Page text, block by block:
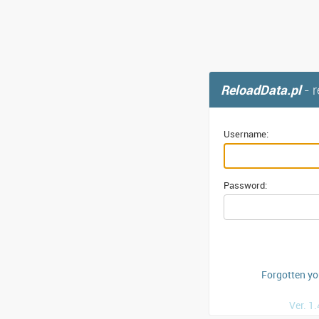
ReloadData.pl-
Username:
Password:
Forgotten
Ver.